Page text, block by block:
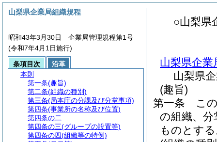
○山梨県
山梨県企業
山梨県
(趣旨)
第一条
こ
の組織、
ものとす
山梨県企業局組織規程
昭和43年3月30日 企業局管理規程第1号
(令和7年4月1日施行)
条項目次
沿革
本則
第一条(趣旨)
第二条(組織の種別)
第三条(局本庁の分課及び分掌事項)
第四条(事業所の名称及び位置)
第四条の二
第四条の三(グループの設置等)
第四条の四(組織等の特例)